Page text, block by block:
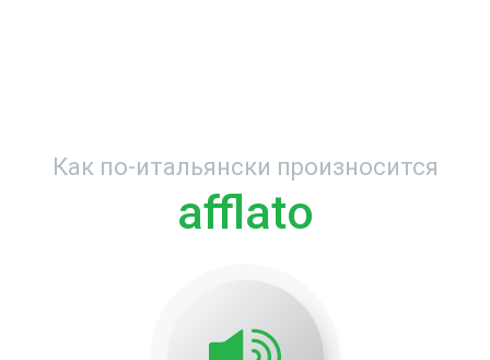
Как по-итальянски произносится
afflato